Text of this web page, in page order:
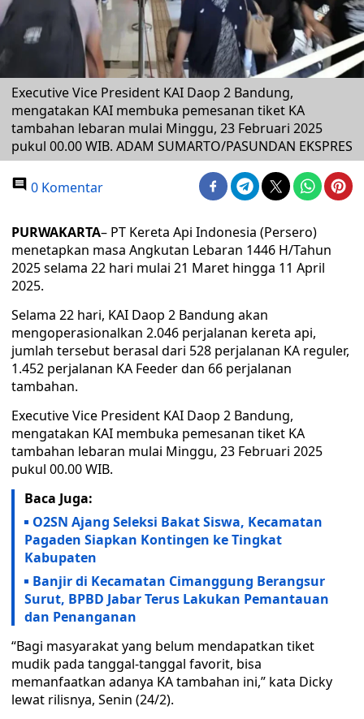
Executive Vice President KAI Daop 2 Bandung,
mengatakan KAI membuka pemesanan tiket KA
tambahan lebaran mulai Minggu, 23 Februari 2025
pukul 00.00 WIB. ADAM SUMARTO/PASUNDAN EKSPRES
0 Komentar
PURWAKARTA– PT Kereta Api Indonesia (Persero)
menetapkan masa Angkutan Lebaran 1446 H/Tahun
2025 selama 22 hari mulai 21 Maret hingga 11 April
2025.
Selama 22 hari, KAI Daop 2 Bandung akan
mengoperasionalkan 2.046 perjalanan kereta api,
jumlah tersebut berasal dari 528 perjalanan KA reguler,
1.452 perjalanan KA Feeder dan 66 perjalanan
tambahan.
Executive Vice President KAI Daop 2 Bandung,
mengatakan KAI membuka pemesanan tiket KA
tambahan lebaran mulai Minggu, 23 Februari 2025
pukul 00.00 WIB.
Baca Juga:
O2SN Ajang Seleksi Bakat Siswa, Kecamatan
Pagaden Siapkan Kontingen ke Tingkat
Kabupaten
Banjir di Kecamatan Cimanggung Berangsur
Surut, BPBD Jabar Terus Lakukan Pemantauan
dan Penanganan
“Bagi masyarakat yang belum mendapatkan tiket
mudik pada tanggal-tanggal favorit, bisa
memanfaatkan adanya KA tambahan ini,” kata Dicky
lewat rilisnya, Senin (24/2).